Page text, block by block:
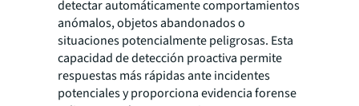
detectar automáticamente comportamientos
anómalos, objetos abandonados o
situaciones potencialmente peligrosas. Esta
capacidad de detección proactiva permite
respuestas más rápidas ante incidentes
potenciales y proporciona evidencia forense